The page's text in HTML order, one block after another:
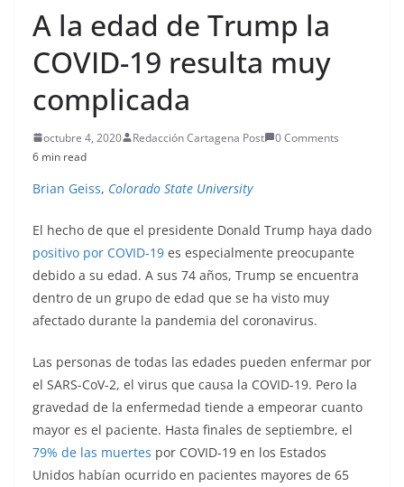
A la edad de Trump la
COVID-19 resulta muy
complicada
octubre 4, 2020 Redacción Cartagena Post
0 Comments
6 min read
Brian Geiss, Colorado State University
El hecho de que el presidente Donald Trump haya dado
positivo por COVID-19 es especialmente preocupante
debido a su edad. A sus 74 años, Trump se encuentra
dentro de un grupo de edad que se ha visto muy
afectado durante la pandemia del coronavirus.
Las personas de todas las edades pueden enfermar por
el SARS-CoV-2, el virus que causa la COVID-19. Pero la
gravedad de la enfermedad tiende a empeorar cuanto
mayor es el paciente. Hasta finales de septiembre, el
79% de las muertes por COVID-19 en los Estados
Unidos habían ocurrido en pacientes mayores de 65